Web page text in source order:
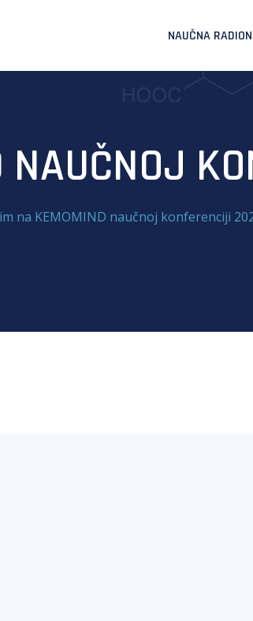
NAUČNA
na KEMOMIND naučnoj konferenciji